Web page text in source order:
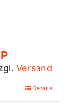
Versand
Details